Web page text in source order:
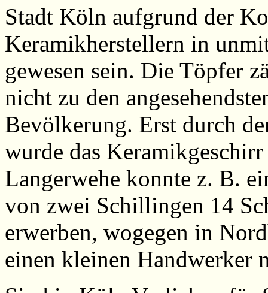
Stadt Köln aufgrund der
Keramikherstellern in
gewesen sein. Die Töpfer
nicht zu den
Bevölkerung. Erst durch
wurde das
Langerwehe konnte z. B.
von zwei Schillingen 14
erwerben, wogegen in
einen kleinen Handwerker